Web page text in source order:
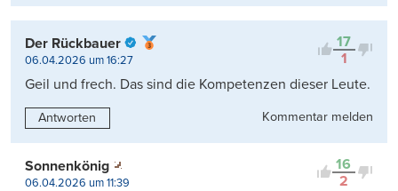
17
1
Der Rückbauer
06.04.2026 um 16:27
Geil und frech. Das sind die Kompetenzen dieser Leute.
Antworten Kommentar melden
16
2
Sonnenkönig
06.04.2026 um 11:39